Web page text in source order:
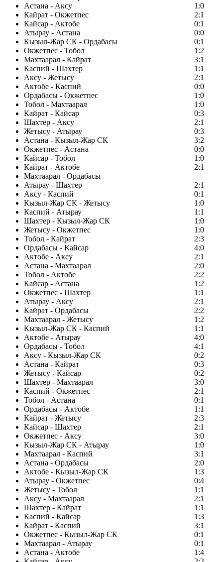
Астана - Аксу
1:0
Кайрат - Окжетпес
2:1
Кайсар - Актобе
0:1
Атырау - Астана
0:0
Кызыл-Жар СК - Ордабасы
0:1
Окжетпес - Тобол
1:2
Махтаарал - Кайрат
3:1
Каспий - Шахтер
1:1
Аксу - Жетысу
2:1
Актобе - Каспий
0:0
Ордабасы - Окжетпес
1:0
Тобол - Махтаарал
1:0
Кайрат - Кайсар
0:3
Шахтер - Аксу
2:1
Жетысу - Атырау
0:3
Астана - Кызыл-Жар СК
3:2
Окжетпес - Астана
0:0
Кайсар - Тобол
1:0
Кайрат - Актобе
2:1
Махтаарал - Ордабасы
Атырау - Шахтер
2:1
Аксу - Каспий
0:1
Кызыл-Жар СК - Жетысу
1:0
Каспий - Атырау
1:1
Шахтер - Кызыл-Жар СК
1:0
Жетысу - Окжетпес
1:0
Тобол - Кайрат
2:3
Ордабасы - Кайсар
4:0
Актобе - Аксу
2:1
Астана - Махтаарал
2:0
Тобол - Актобе
2:2
Кайсар - Астана
1:2
Окжетпес - Шахтер
1:1
Атырау - Аксу
2:1
Кайрат - Ордабасы
2:2
Махтаарал - Жетысу
1:2
Кызыл-Жар СК - Каспий
1:1
Актобе - Атырау
4:0
Ордабасы - Тобол
4:1
Аксу - Кызыл-Жар СК
0:2
Астана - Кайрат
0:3
Жетысу - Кайсар
0:2
Шахтер - Махтаарал
3:0
Каспий - Окжетпес
2:1
Тобол - Астана
0:1
Ордабасы - Актобе
1:1
Кайрат - Жетысу
2:3
Кайсар - Шахтер
2:1
Окжетпес - Аксу
3:0
Кызыл-Жар СК - Атырау
1:0
Махтаарал - Каспий
3:1
Астана - Ордабасы
2:0
Актобе - Кызыл-Жар СК
1:3
Атырау - Окжетпес
0:4
Жетысу - Тобол
1:1
Аксу - Махтаарал
2:1
Шахтер - Кайрат
1:1
Каспий - Кайсар
1:3
Кайрат - Каспий
3:1
Окжетпес - Кызыл-Жар СК
0:1
Махтаарал - Атырау
0:1
Астана - Актобе
1:4